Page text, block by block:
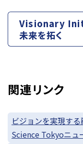
Visionary
未来を拓く
関連リンク
ビジョンを実現す
Science Tokyoニュ